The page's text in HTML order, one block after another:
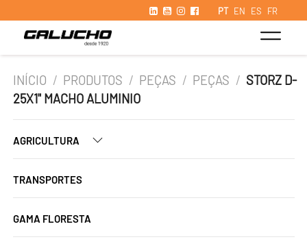
PT EN ES FR
INÍCIO / PRODUTOS / PEÇAS / PEÇAS / STORZ D-
25X1" MACHO ALUMINIO
AGRICULTURA
TRANSPORTES
GAMA FLORESTA